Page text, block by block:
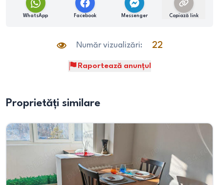
WhatsApp Facebook Messenger Copiază link
Număr vizualizări: 22
Raportează anunțul
Proprietăți similare